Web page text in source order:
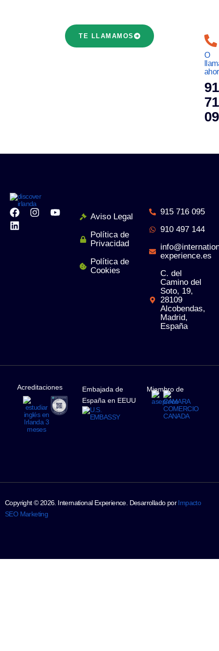
TE LLAMAMOS
O
Aviso Legal
Política de
Privacidad
Política de
Cookies
915 716 095
910 497 144
experience.es
C. del
Camino del
Soto, 19,
28109
Alcobendas,
Madrid,
España
Acreditaciones
Embajada de
España en EEUU
Miembro de
Copyright © 2026. International Experience. Desarrollado porImpacto
SEO Marketing